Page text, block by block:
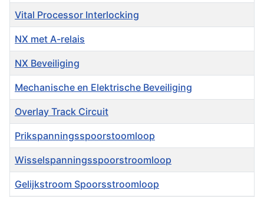
Vital Processor Interlocking
NX met A-relais
NX Beveiliging
Mechanische en Elektrische Beveiliging
Overlay Track Circuit
Prikspanningsspoorstoomloop
Wisselspanningsspoorstroomloop
Gelijkstroom Spoorsstroomloop